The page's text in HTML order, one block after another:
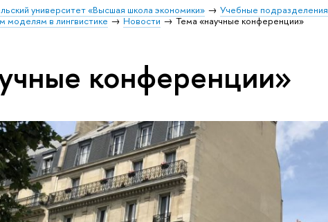
университет «Высшая школа экономики» Учебные подразделения
моделям в лингвистике
Новости Тема «научные конференции»
конференции»